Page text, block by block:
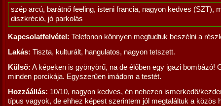
szép arcú, barátnő feeling, isteni francia, nagyon kedves (SZT),
diszkréció, jó parkolás
Kapcsolatfelvétel: Telefonon könnyen megtudtuk beszélni a
Lakás: Tiszta, kulturált, hangulatos, nagyon tetszett.
Külső: A képeken is gyönyörű, na de élőben egy igazi bombázó!
minden porcikája. Egyszerűen imádom a testét.
Hozzáállás: 10/10, nagyon kedves, én nehezen ismerkedő/
típus vagyok, de ehhez képest szerintem jól megtaláltuk a közös